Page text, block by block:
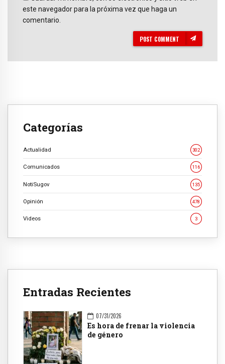
este navegador para la próxima vez que haga un
comentario.
POST COMMENT
Categorías
Actualidad 302
Comunicados 116
NotiSugov 135
Opinión 478
Videos 3
Entradas Recientes
07/31/2026
Es hora de frenar la violencia
de género